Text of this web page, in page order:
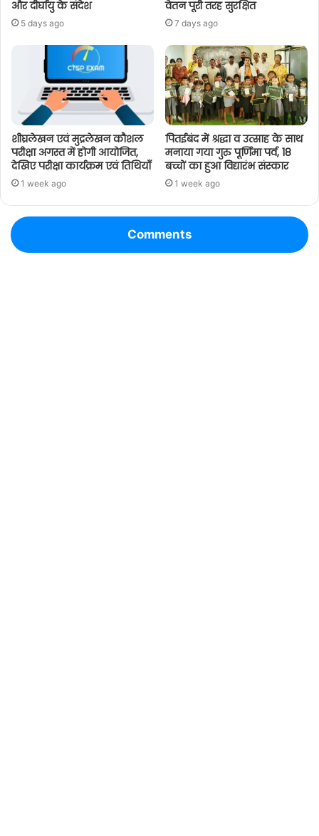
और दीर्घायु के संदेश
5 days ago
वेतन पूरी तरह सुरक्षित
7 days ago
शीघ्रलेखन एवं मुद्रलेखन कौशल
परीक्षा अगस्त में होगी आयोजित,
देखिए परीक्षा कार्यक्रम एवं तिथियाँ
1 week ago
पितईबंद में श्रद्धा व उत्साह के साथ
मनाया गया गुरु पूर्णिमा पर्व, 18
बच्चों का हुआ विद्यारंभ संस्कार
1 week ago
Comments